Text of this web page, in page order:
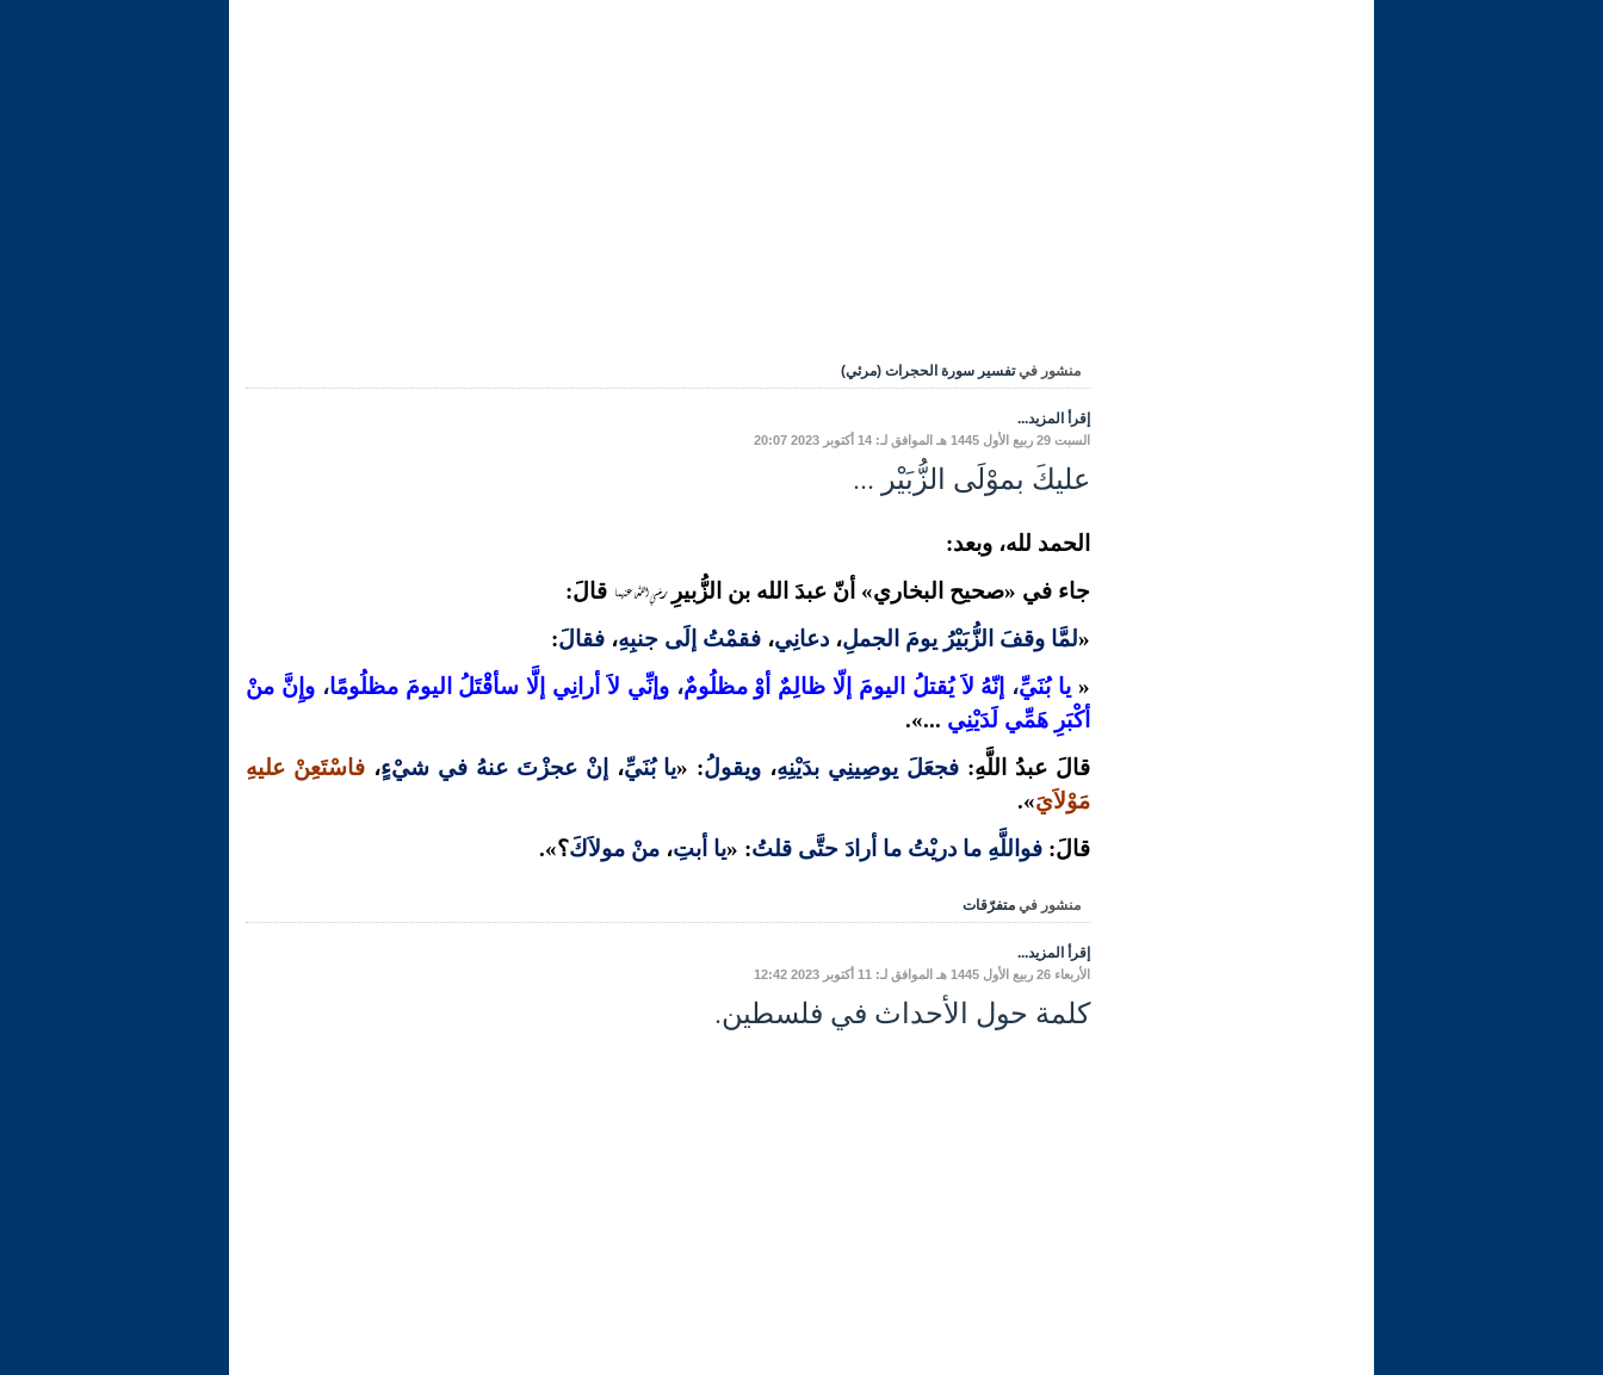
منشور في تفسير سورة الحجرات (مرئي)
إقرأ المزيد...
السبت 29 ربيع الأول 1445 هـ الموافق لـ: 14 أكتوبر 2023 20:07
عليكَ بموْلَى الزُّبَيْر ...
الحمد لله، وبعد:
جاء في «صحيح البخاري» أنّ عبدَ الله بن الزُّبيرِرضي الله عنهما قالَ:
«لمَّا وقفَ الزُّبَيْرُ يومَ الجملِ، دعانِي، فقمْتُ إلَى جنبِهِ، فقالَ:
« يا بُنَيِّ، إنّهُ لاَ يُقتلُ اليومَ إلّا ظالِمٌ أوْ مظلُومٌ،وإنِّي لاَ أرانِي إلَّا سأقْتَلُ اليومَ مظلُومًا،وإِنَّ منْ
أكْبَرِ هَمِّي لَدَيْنِي ...».
قالَ عبدُ اللَّهِ: فجعَلَ يوصِينِي بدَيْنِهِ، ويقولُ: «يا بُنَيِّ، إنْ عجزْتَ عنهُ في شيْءٍ،فاسْتَعِنْ عليهِ
مَوْلاَيَ».
قالَ: فواللَّهِ ما دريْتُ ما أرادَ حتَّى قلتُ: «يا أبتِ، منْ مولاَكَ؟».
منشور في متفرّقات
إقرأ المزيد...
الأربعاء 26 ربيع الأول 1445 هـ الموافق لـ: 11 أكتوبر 2023 12:42
كلمة حول الأحداث في فلسطين.